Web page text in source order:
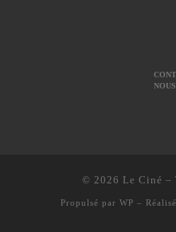
© 2026 Le Ciné –
Propulsé par WP –